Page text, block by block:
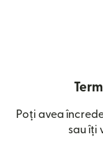
Poți avea
sau îți